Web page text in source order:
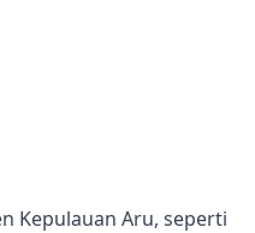
Kepulauan Aru, seperti